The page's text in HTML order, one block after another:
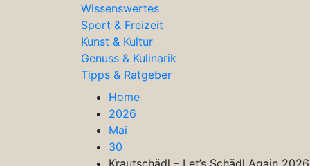
Wissenswertes
Sport & Freizeit
Kunst & Kultur
Genuss & Kulinarik
Tipps & Ratgeber
Home
2026
Mai
30
Krautschädl – Let’s Schädl Again